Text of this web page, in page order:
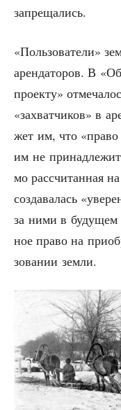
запрещались.
«Поль­зо­ва­те­ли»
арен­да­то­ров. В
про­ек­ту»
«захват­чи­ков» в
жет им, что «пра­во
им не
мо рас­счи­тан­ная
созда­ва­лась
за ними в буду­щем
ное пра­во на
зо­ва­нии земли.